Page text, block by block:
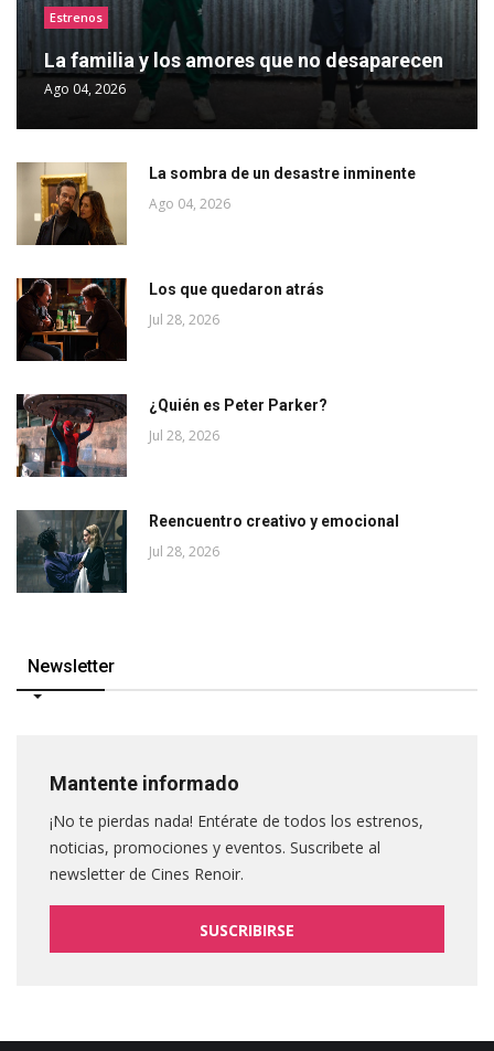
Estrenos
La familia y los amores que no desaparecen
Ago 04, 2026
La sombra de un desastre inminente
Ago 04, 2026
Los que quedaron atrás
Jul 28, 2026
¿Quién es Peter Parker?
Jul 28, 2026
Reencuentro creativo y emocional
Jul 28, 2026
Newsletter
Mantente informado
¡No te pierdas nada! Entérate de todos los estrenos,
noticias, promociones y eventos. Suscribete al
newsletter de Cines Renoir.
SUSCRIBIRSE